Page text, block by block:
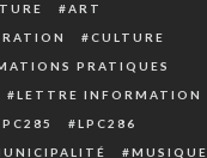
ART
CULTURE
PRATIQUES
LETTRE INFORMATION
LPC286
MUSIQUE